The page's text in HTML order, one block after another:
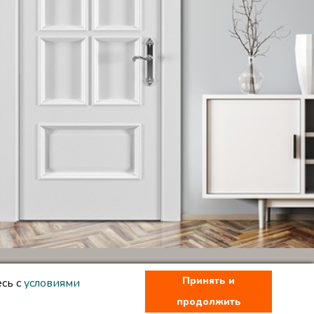
Политика в отношении обработки персональных данных
сусловиями
Принять и
продолжить